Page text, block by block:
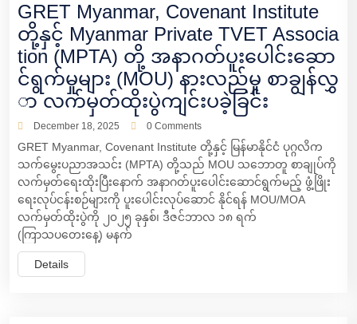
GRET Myanmar, Covenant Institute
တို့နှင့် Myanmar Private TVET Associa
tion (MPTA) တို့ အနာဂတ်ပူးပေါင်းဆော
င်ရွက်မှုများ (MOU) နားလည်မှု စာချွန်လွှ
ာ လက်မှတ်ထိုးပွဲကျင်းပခဲ့ခြင်း
December 18, 2025 0 Comments
GRET Myanmar, Covenant Institute တို့နှင့် မြန်မာနိုင်ငံ ပုဂ္ဂလိက
သက်မွေးပညာအသင်း (MPTA) တို့သည် MOU သဘောတူ စာချုပ်ကို
လက်မှတ်ရေးထိုးပြီးနောက် အနာဂတ်ပူးပေါင်းဆောင်ရွက်မည့် ဖွံ့ဖြိုး
ရေးလုပ်ငန်းစဉ်များကို ပူးပေါင်းလုပ်ဆောင် နိုင်ရန် MOU/MOA
လက်မှတ်ထိုးပွဲကို ၂၀၂၅ ခုနှစ်၊ ဒီဇင်ဘာလ ၁၈ ရက်
(ကြာသပတေးနေ့) မနက်
Details